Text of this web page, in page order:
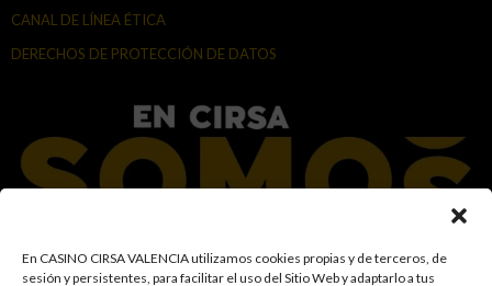
En CASINO CIRSA VALENCIA utilizamos cookies propias y de terceros, de
sesión y persistentes, para facilitar el uso del Sitio Web y adaptarlo a tus
CANAL DE LÍNEA ÉTICA
DERECHOS DE PROTECCIÓN DE DATOS